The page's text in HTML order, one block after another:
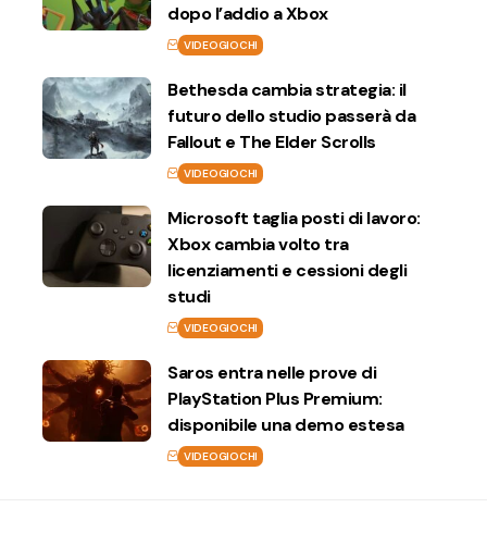
dopo l’addio a Xbox
VIDEOGIOCHI
Bethesda cambia strategia: il
futuro dello studio passerà da
Fallout e The Elder Scrolls
VIDEOGIOCHI
Microsoft taglia posti di lavoro:
Xbox cambia volto tra
licenziamenti e cessioni degli
studi
VIDEOGIOCHI
Saros entra nelle prove di
PlayStation Plus Premium:
disponibile una demo estesa
VIDEOGIOCHI